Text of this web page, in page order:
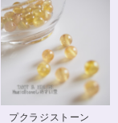
プクラジストーン